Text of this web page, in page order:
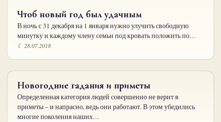
Чтоб новый год был удачным
В ночь с 31 декабря на 1 января нужно улучить свободную
минутку и каждому члену семьи под кровать положить по…
☾ 28.07.2018
Новогодние гадания и приметы
Определенная категория людей совершенно не верит в
приметы – и напрасно, ведь они работают. В этом убедились
многие поколения наших…